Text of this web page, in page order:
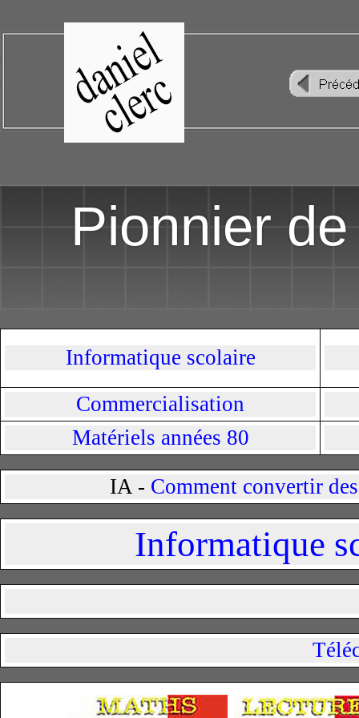
Pionnier
Informatique scolaire
Commercialisation
Matériels années 80
IA - Comment convertir
Informatique